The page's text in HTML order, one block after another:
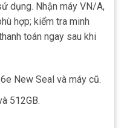
dụng. Nhận máy VN/A,
hợp; kiểm tra minh
toán ngay sau khi
New Seal và máy cũ.
512GB.